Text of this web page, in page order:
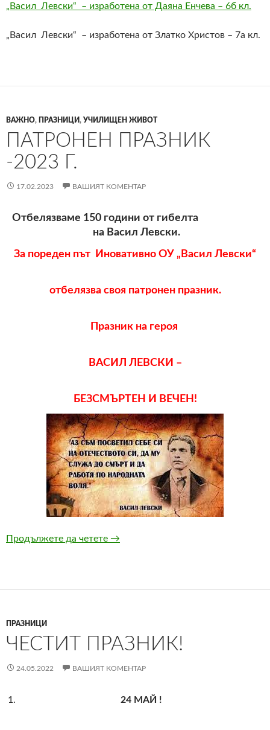
„Васил Левски“ – изработена от Даяна Енчева – 6б кл.
„Васил Левски“ – изработена от Златко Христов – 7а кл.
ВАЖНО, ПРАЗНИЦИ, УЧИЛИЩЕН ЖИВОТ
ПАТРОНЕН ПРАЗНИК
-2023 Г.
17.02.2023 ВАШИЯТ КОМЕНТАР
Отбелязваме 150 години от гибелта
на Васил Левски.
За пореден път Иновативно ОУ „Васил Левски“
отбелязва своя патронен празник.
Празник на героя
ВАСИЛ ЛЕВСКИ –
БЕЗСМЪРТЕН И ВЕЧЕН!
Продължете да четете Патронен празник -2023 г.
→
ПРАЗНИЦИ
ЧЕСТИТ ПРАЗНИК!
24.05.2022 ВАШИЯТ КОМЕНТАР
24 МАЙ !